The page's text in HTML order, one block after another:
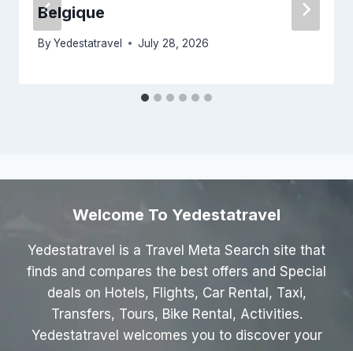
Belgique
By Yedestatravel July 28, 2026
Welcome To Yedestatravel
Yedestatravel is a Travel Meta Search site that
finds and compares the best offers and Special
deals on Hotels, Flights, Car Rental, Taxi,
Transfers, Tours, Bike Rental, Activities.
Yedestatravel welcomes you to discover your